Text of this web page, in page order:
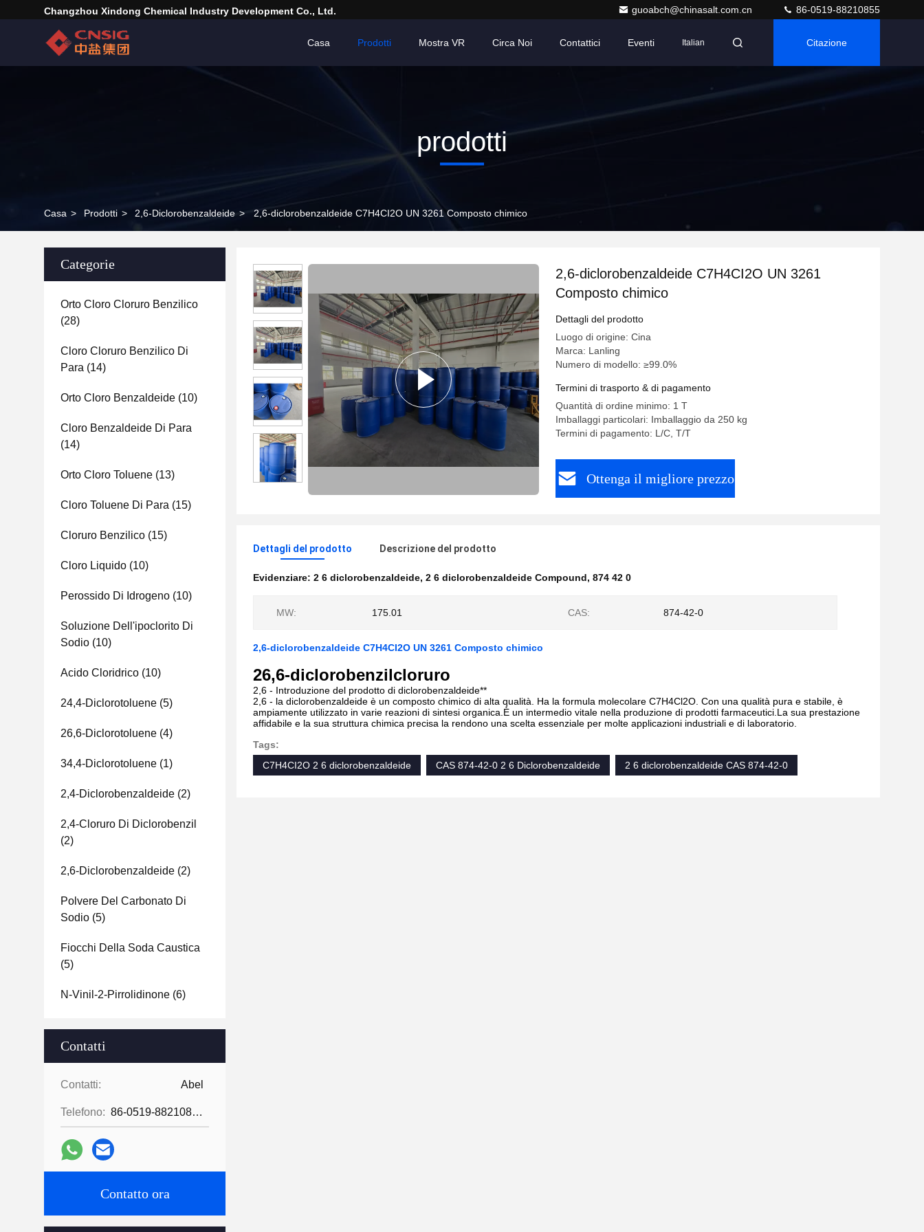
Changzhou Xindong Chemical Industry Development Co., Ltd. guoabch@chinasalt.com.cn 86-0519-88210855
Casa Prodotti Mostra VR Circa Noi Contattici Eventi Italian Citazione
prodotti
Casa > Prodotti > 2,6-Diclorobenzaldeide > 2,6-diclorobenzaldeide C7H4CI2O UN 3261 Composto chimico
Categorie
Orto Cloro Cloruro Benzilico
(28)
Cloro Cloruro Benzilico Di
Para (14)
Orto Cloro Benzaldeide (10)
Cloro Benzaldeide Di Para
(14)
Orto Cloro Toluene (13)
Cloro Toluene Di Para (15)
Cloruro Benzilico (15)
Cloro Liquido (10)
Perossido Di Idrogeno (10)
Soluzione Dell'ipoclorito Di
Sodio (10)
Acido Cloridrico (10)
24,4-Diclorotoluene (5)
26,6-Diclorotoluene (4)
34,4-Diclorotoluene (1)
2,4-Diclorobenzaldeide (2)
2,4-Cloruro Di Diclorobenzil
(2)
2,6-Diclorobenzaldeide (2)
Polvere Del Carbonato Di
Sodio (5)
Fiocchi Della Soda Caustica
(5)
N-Vinil-2-Pirrolidinone (6)
Contatti
Contatti: Abel
Telefono: 86-0519-88210855
Contatto ora
2,6-diclorobenzaldeide C7H4CI2O UN 3261
Composto chimico
Dettagli del prodotto
Luogo di origine: Cina
Marca: Lanling
Numero di modello: ≥99.0%
Termini di trasporto & di pagamento
Quantità di ordine minimo: 1 T
Imballaggi particolari: Imballaggio da 250 kg
Termini di pagamento: L/C, T/T
Ottenga il migliore prezzo
Dettagli del prodotto Descrizione del prodotto
Evidenziare: 2 6 diclorobenzaldeide, 2 6 diclorobenzaldeide Compound, 874 42 0
MW: 175.01 CAS: 874-42-0
2,6-diclorobenzaldeide C7H4CI2O UN 3261 Composto chimico
26,6-diclorobenzilcloruro
2,6 - Introduzione del prodotto di diclorobenzaldeide**
2,6 - la diclorobenzaldeide è un composto chimico di alta qualità. Ha la formula molecolare C7H4Cl2O. Con una qualità pura e stabile, è
ampiamente utilizzato in varie reazioni di sintesi organica.È un intermedio vitale nella produzione di prodotti farmaceutici.La sua prestazione
affidabile e la sua struttura chimica precisa la rendono una scelta essenziale per molte applicazioni industriali e di laboratorio.
Tags:
C7H4CI2O 2 6 diclorobenzaldeide
CAS 874-42-0 2 6 Diclorobenzaldeide 2 6 diclorobenzaldeide CAS 874-42-0